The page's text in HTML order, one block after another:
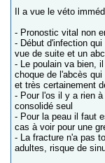
Il a vue le véto
- Pronostic vital non
- Début d'infection
vue de suite et un
- Le poulain va bien,
choque de l'abcès
et très certainement
- Pour l'os il y a rien
consolidé seul
- Pour la peau il faut
cas à voir pour une
- La fracture n'a pas
adultes, risque de